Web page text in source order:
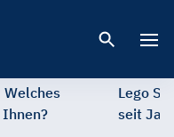
Welches
Lego
seit